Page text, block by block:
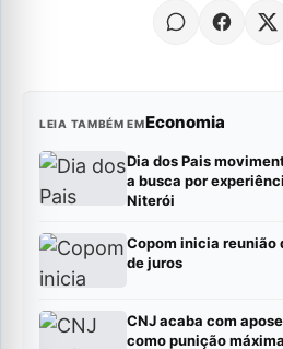
LEIA TAMBÉM EMEconomia
Dia dos Pais
a busca por
Niterói
Copom inicia reunião
de juros
CNJ acaba com
como punição